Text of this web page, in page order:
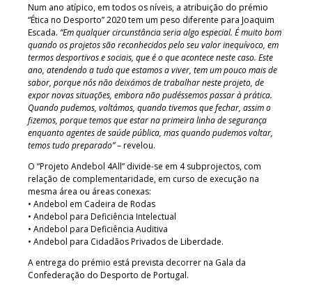
Num ano atípico, em todos os níveis, a atribuição do prémio
“Ética no Desporto” 2020 tem um peso diferente para Joaquim
Escada. “Em qualquer circunstância seria algo especial. É muito bom
quando os projetos são reconhecidos pelo seu valor inequívoco, em
termos desportivos e sociais, que é o que acontece neste caso. Este
ano, atendendo a tudo que estamos a viver, tem um pouco mais de
sabor, porque nós não deixámos de trabalhar neste projeto, de
expor novas situações, embora não pudéssemos passar à prática.
Quando pudemos, voltámos, quando tivemos que fechar, assim o
fizemos, porque temos que estar na primeira linha de segurança
enquanto agentes de saúde pública, mas quando pudemos voltar,
temos tudo preparado”– revelou.
O “Projeto Andebol 4All” divide-se em 4 subprojectos, com
relação de complementaridade, em curso de execução na
mesma área ou áreas conexas:
• Andebol em Cadeira de Rodas
• Andebol para Deficiência Intelectual
• Andebol para Deficiência Auditiva
• Andebol para Cidadãos Privados de Liberdade.
A entrega do prémio está prevista decorrer na Gala da
Confederação do Desporto de Portugal.